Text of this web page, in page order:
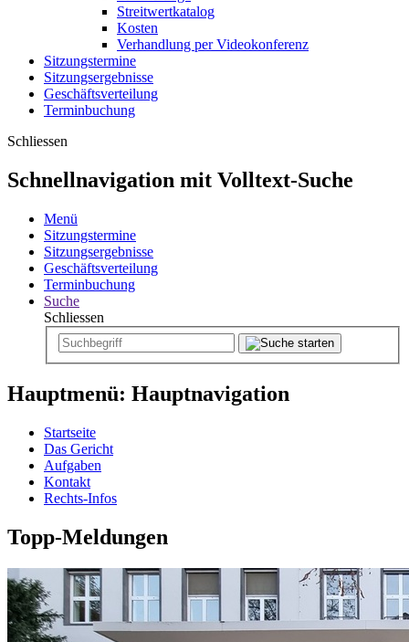
Streitwertkatalog
Kosten
Verhandlung per Videokonferenz
Sitzungstermine
Sitzungsergebnisse
Geschäftsverteilung
Terminbuchung
Schliessen
Schnellnavigation mit Volltext-Suche
Menü
Sitzungstermine
Sitzungsergebnisse
Geschäftsverteilung
Terminbuchung
Suche
Schliessen
Hauptmenü: Hauptnavigation
Startseite
Das Gericht
Aufgaben
Kontakt
Rechts-Infos
Topp-Meldungen